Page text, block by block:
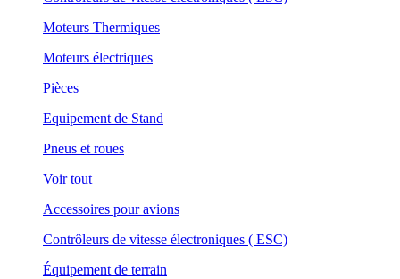
Moteurs Thermiques
Moteurs électriques
Pièces
Equipement de Stand
Pneus et roues
Voir tout
Accessoires pour avions
Contrôleurs de vitesse électroniques ( ESC)
Équipement de terrain